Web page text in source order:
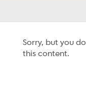
Sorry, but you
this content.